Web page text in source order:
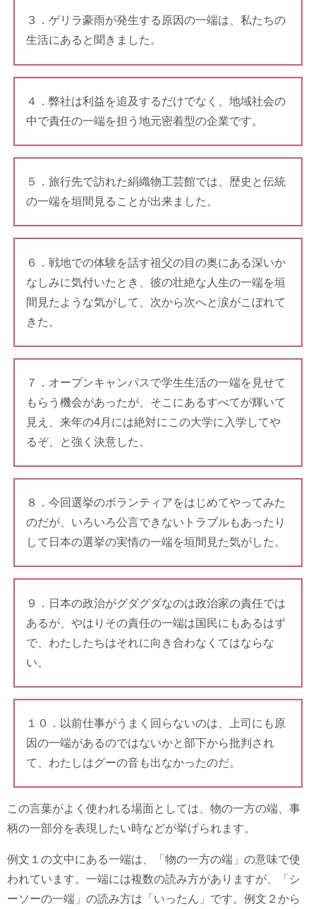
３．ゲリラ豪雨が発生する原因の一端は、私たちの
生活にあると聞きました。
４．弊社は利益を追及するだけでなく、地域社会の
中で責任の一端を担う地元密着型の企業です。
５．旅行先で訪れた絹織物工芸館では、歴史と伝統
の一端を垣間見ることが出来ました。
６．戦地での体験を話す祖父の目の奥にある深いか
なしみに気付いたとき、彼の壮絶な人生の一端を垣
間見たような気がして、次から次へと涙がこぼれて
きた。
７．オープンキャンパスで学生生活の一端を見せて
もらう機会があったが、そこにあるすべてが輝いて
見え、来年の4月には絶対にこの大学に入学してや
るぞ、と強く決意した。
８．今回選挙のボランティアをはじめてやってみた
のだが、いろいろ公言できないトラブルもあったり
して日本の選挙の実情の一端を垣間見た気がした。
９．日本の政治がグダグダなのは政治家の責任では
あるが、やはりその責任の一端は国民にもあるはず
で、わたしたちはそれに向き合わなくてはならな
い。
１０．以前仕事がうまく回らないのは、上司にも原
因の一端があるのではないかと部下から批判され
て、わたしはグーの音も出なかったのだ。
この言葉がよく使われる場面としては、物の一方の端、事
柄の一部分を表現したい時などが挙げられます。
例文１の文中にある一端は、「物の一方の端」の意味で使
われています。一端には複数の読み方がありますが、「シ
ーソーの一端」の読み方は「いったん」です。例文２から